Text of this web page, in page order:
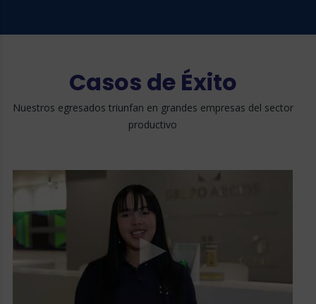
Casos de Éxito
Nuestros egresados triunfan en grandes empresas del sector
productivo